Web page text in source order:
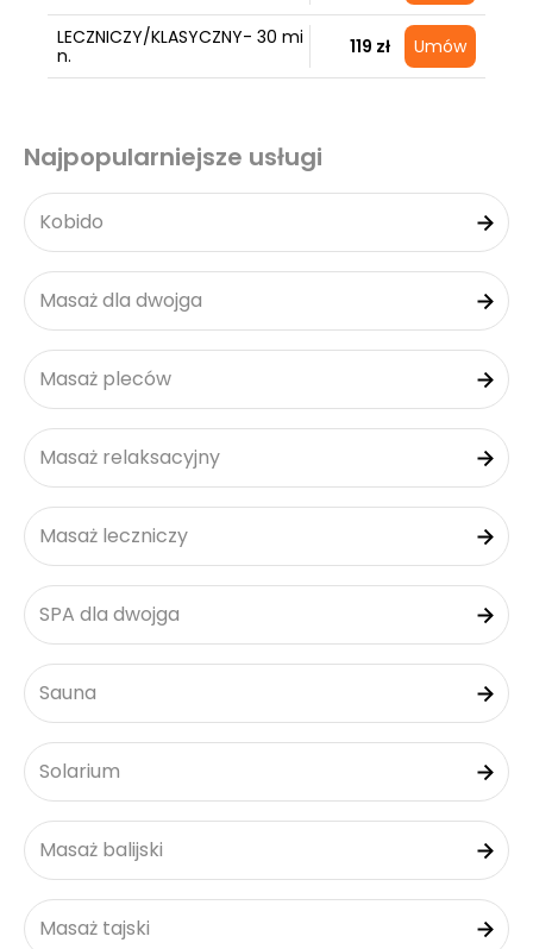
LECZNICZY/KLASYCZNY- 30 mi
n.
119 zł Umów
Najpopularniejsze usługi
Kobido
Masaż dla dwojga
Masaż pleców
Masaż relaksacyjny
Masaż leczniczy
SPA dla dwojga
Sauna
Solarium
Masaż balijski
Masaż tajski